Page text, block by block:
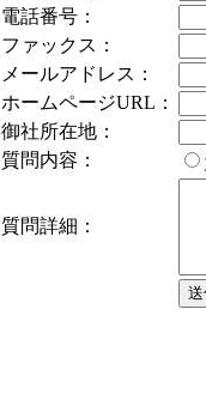
電話番号：
ファックス：
メールアドレス：
ホームページURL：
御社所在地：
質問内容：
質問詳細：